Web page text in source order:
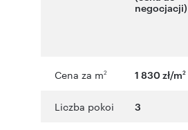
negocjacji)
Cena za m2 1 830 zł/m2
Liczba pokoi 3